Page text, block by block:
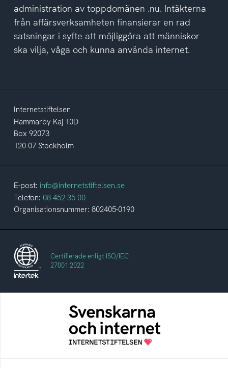
administration av toppdomänen .nu. Intäkterna
från affärsverksamheten finansierar en rad
satsningar i syfte att möjliggöra att människor
ska vilja, våga och kunna använda internet.
Internetstiftelsen
Hammarby Kaj 10D
Box 92073
120 07 Stockholm
E-post: info@internetstiftelsen.se
Telefon: 08-452 35 00
Organisationsnummer: 802405-0190
Certifierade enligt ISO/IEC
27001:2022
Svenskarna och internet
En årlig studie av svenska folkets
internetvanor